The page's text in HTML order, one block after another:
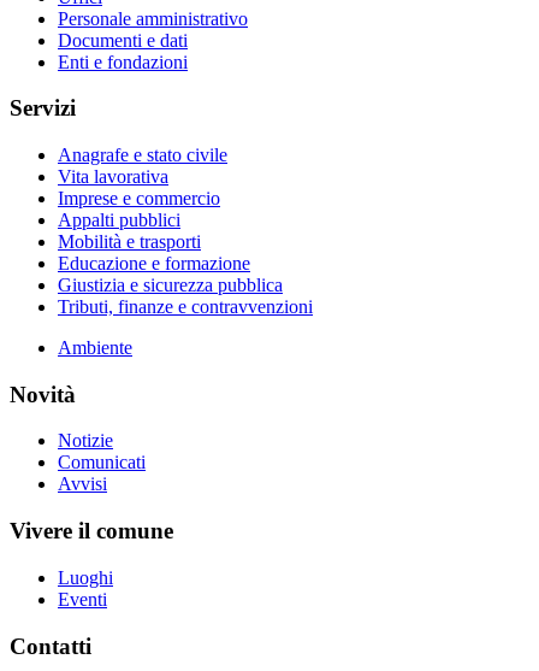
Personale amministrativo
Documenti e dati
Enti e fondazioni
Servizi
Anagrafe e stato civile
Vita lavorativa
Imprese e commercio
Appalti pubblici
Mobilità e trasporti
Educazione e formazione
Giustizia e sicurezza pubblica
Tributi, finanze e contravvenzioni
Ambiente
Novità
Notizie
Comunicati
Avvisi
Vivere il comune
Luoghi
Eventi
Contatti